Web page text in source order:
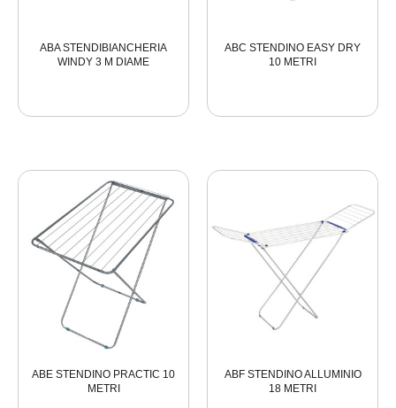
ABA STENDIBIANCHERIA
WINDY 3 M DIAME
ABC STENDINO EASY DRY
10 METRI
ABE STENDINO PRACTIC 10
METRI
ABF STENDINO ALLUMINIO
18 METRI